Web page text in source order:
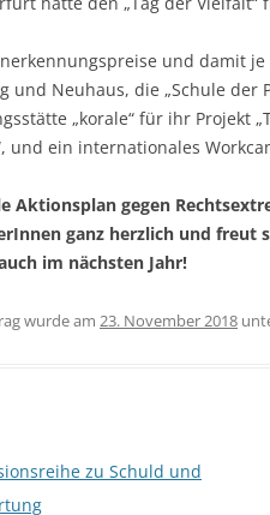
und damit
und Neuhaus, die „Schule der
„korale“ für ihr Projekt
und ein internationales
Aktionsplan gegen
ganz herzlich und freut
im nächsten Jahr!
wurde am 23. November 2018
zu Schuld und